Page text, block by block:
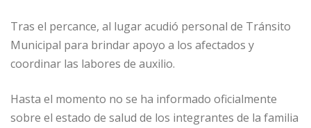
Tras el percance, al lugar acudió personal de Tránsito
Municipal para brindar apoyo a los afectados y
coordinar las labores de auxilio.
Hasta el momento no se ha informado oficialmente
sobre el estado de salud de los integrantes de la familia